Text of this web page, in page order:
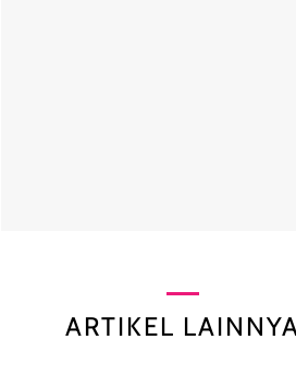
ARTIKEL